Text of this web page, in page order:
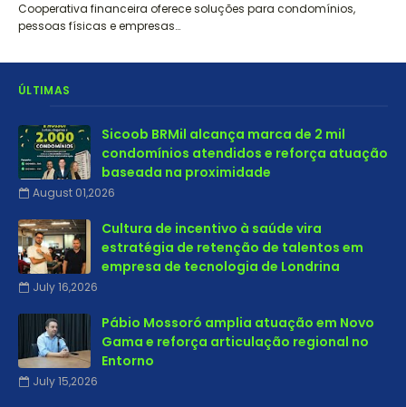
Cooperativa financeira oferece soluções para condomínios,
pessoas físicas e empresas…
ÚLTIMAS
Sicoob BRMil alcança marca de 2 mil
condomínios atendidos e reforça atuação
baseada na proximidade
August 01,2026
Cultura de incentivo à saúde vira
estratégia de retenção de talentos em
empresa de tecnologia de Londrina
July 16,2026
Pábio Mossoró amplia atuação em Novo
Gama e reforça articulação regional no
Entorno
July 15,2026